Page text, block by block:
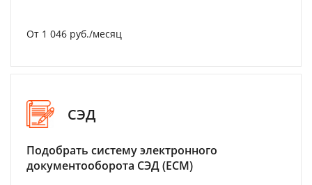
От 1 046 руб./месяц
СЭД
Подобрать систему электронного
документооборота СЭД (ECM)